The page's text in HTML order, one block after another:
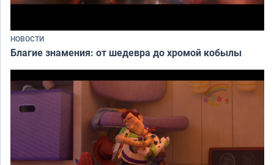
НОВОСТИ
Благие знамения: от шедевра до хромой кобылы